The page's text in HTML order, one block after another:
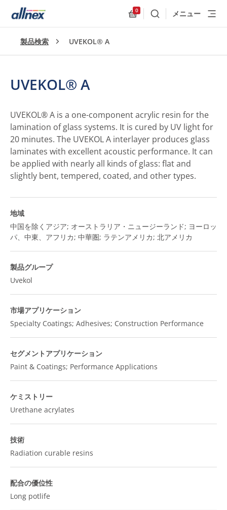
0
検索 メニュー
製品検索 UVEKOL® A
UVEKOL® A
UVEKOL® A is a one-component acrylic resin for the
lamination of glass systems. It is cured by UV light for
20 minutes. The UVEKOL A interlayer produces glass
laminates with excellent acoustic performance. It can
be applied with nearly all kinds of glass: flat and
slightly bent, tempered, coated, and other types.
地域
中国を除くアジア; オーストラリア・ニュージーランド; ヨーロッ
パ、中東、アフリカ; 中華圏; ラテンアメリカ; 北アメリカ
製品グループ
Uvekol
市場アプリケーション
Specialty Coatings; Adhesives; Construction Performance
セグメントアプリケーション
Paint & Coatings; Performance Applications
ケミストリー
Urethane acrylates
技術
Radiation curable resins
配合の優位性
Long potlife